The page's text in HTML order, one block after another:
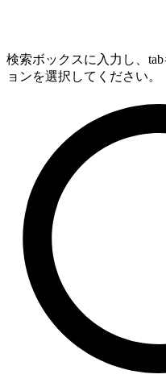
検索ボックスに入力し、
ョンを選択してください。